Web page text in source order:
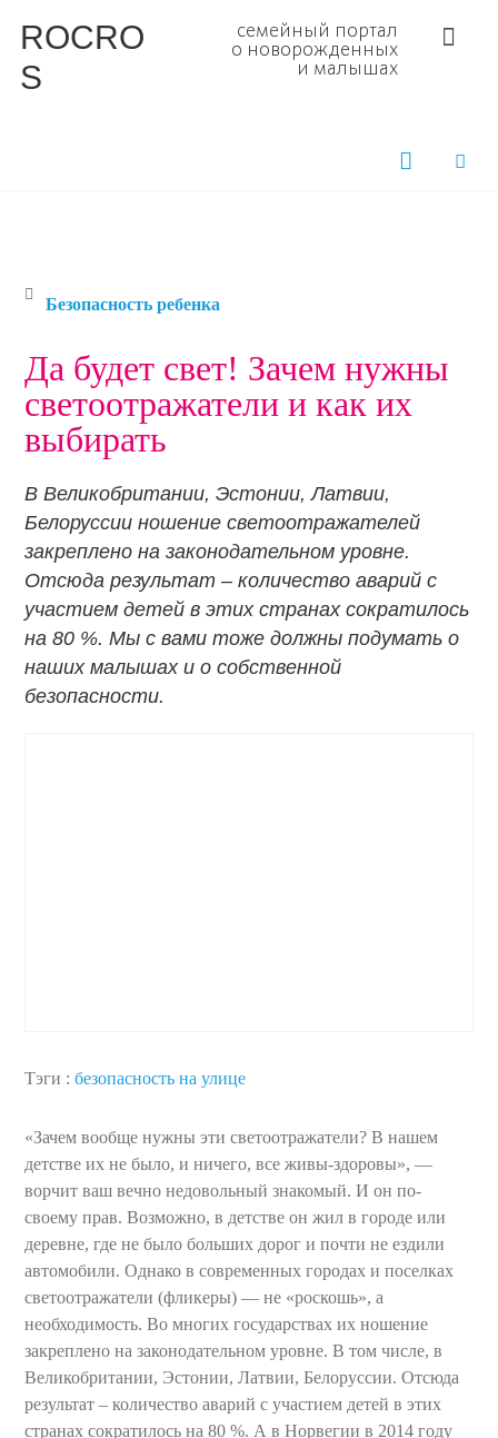
ROCRO
S
семейный портал
о новорожденных
и малышах
Безопасность ребенка
Да будет свет! Зачем нужны
светоотражатели и как их
выбирать
В Великобритании, Эстонии, Латвии,
Белоруссии ношение светоотражателей
закреплено на законодательном уровне.
Отсюда результат – количество аварий с
участием детей в этих странах сократилось
на 80 %. Мы с вами тоже должны подумать о
наших малышах и о собственной
безопасности.
Тэги : безопасность на улице
«Зачем вообще нужны эти светоотражатели? В нашем
детстве их не было, и ничего, все живы-здоровы», —
ворчит ваш вечно недовольный знакомый. И он по-
своему прав. Возможно, в детстве он жил в городе или
деревне, где не было больших дорог и почти не ездили
автомобили. Однако в современных городах и поселках
светоотражатели (фликеры) — не «роскошь», а
необходимость. Во многих государствах их ношение
закреплено на законодательном уровне. В том числе, в
Великобритании, Эстонии, Латвии, Белоруссии. Отсюда
результат – количество аварий с участием детей в этих
странах сократилось на 80 %. А в Норвегии в 2014 году